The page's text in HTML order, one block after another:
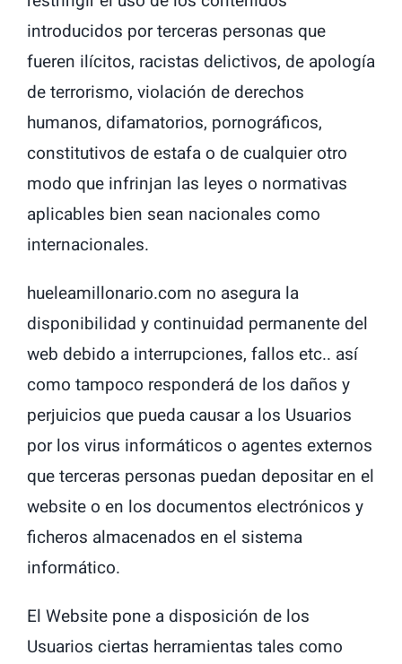
introducidos por terceras personas que
fueren ilícitos, racistas delictivos, de apología
de terrorismo, violación de derechos
humanos, difamatorios, pornográficos,
constitutivos de estafa o de cualquier otro
modo que infrinjan las leyes o normativas
aplicables bien sean nacionales como
internacionales.
hueleamillonario.com no asegura la
disponibilidad y continuidad permanente del
web debido a interrupciones, fallos etc.. así
como tampoco responderá de los daños y
perjuicios que pueda causar a los Usuarios
por los virus informáticos o agentes externos
que terceras personas puedan depositar en el
website o en los documentos electrónicos y
ficheros almacenados en el sistema
informático.
El Website pone a disposición de los
Usuarios ciertas herramientas tales como